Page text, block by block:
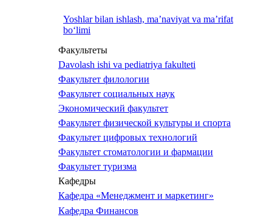
Yoshlar bilan ishlash, ma’naviyat va ma’rifat
bo‘limi
Факультеты
Davolash ishi va pediatriya fakulteti
Факультет филологии
Факультет социальных наук
Экономический факультет
Факультет физической культуры и спорта
Факультет цифровых технологий
Факультет стоматологии и фармации
Факультет туризма
Кафедры
Кафедра «Менеджмент и маркетинг»
Кафедра Финансов